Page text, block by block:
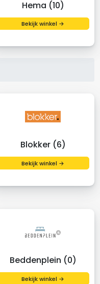
Hema (10)
Bekijk winkel →
Blokker (6)
Bekijk winkel →
Beddenplein (0)
Bekijk winkel →